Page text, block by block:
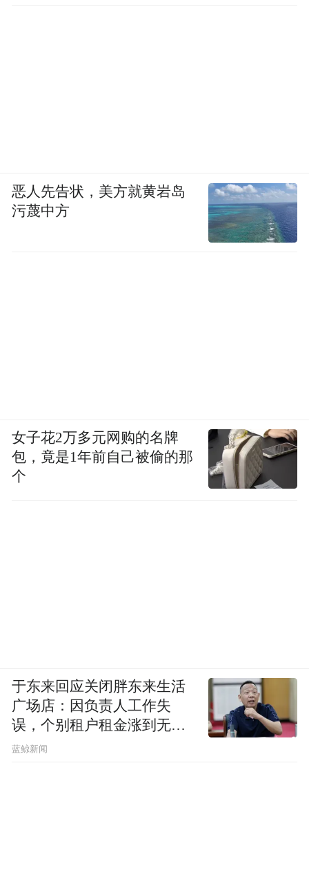
恶人先告状，美方就黄岩岛
污蔑中方
女子花2万多元网购的名牌
包，竟是1年前自己被偷的那
个
于东来回应关闭胖东来生活
广场店：因负责人工作失
误，个别租户租金涨到无法
想象
蓝鲸新闻